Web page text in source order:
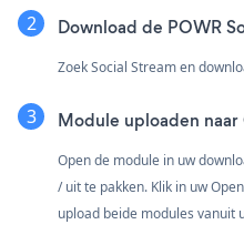
Download de POWR
Zoek Social Stream en
Module uploaden
Open de module in uw
/ uit te pakken. Klik in uw
upload beide modules vanuit